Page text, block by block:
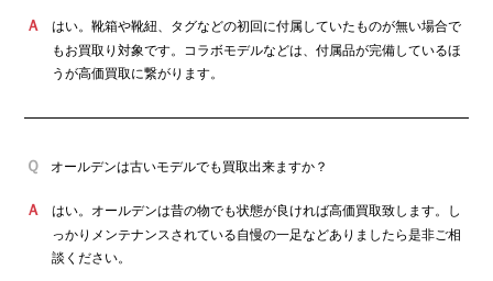
はい。靴箱や靴紐、タグなどの初回に付属していたものが無い場合で
もお買取り対象です。コラボモデルなどは、付属品が完備しているほ
うが高価買取に繋がります。
オールデンは古いモデルでも買取出来ますか？
はい。オールデンは昔の物でも状態が良ければ高価買取致します。し
っかりメンテナンスされている自慢の一足などありましたら是非ご相
談ください。